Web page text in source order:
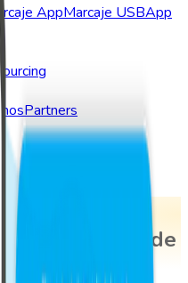
AppMarcaje USBApp
Partners
de tus
a través de